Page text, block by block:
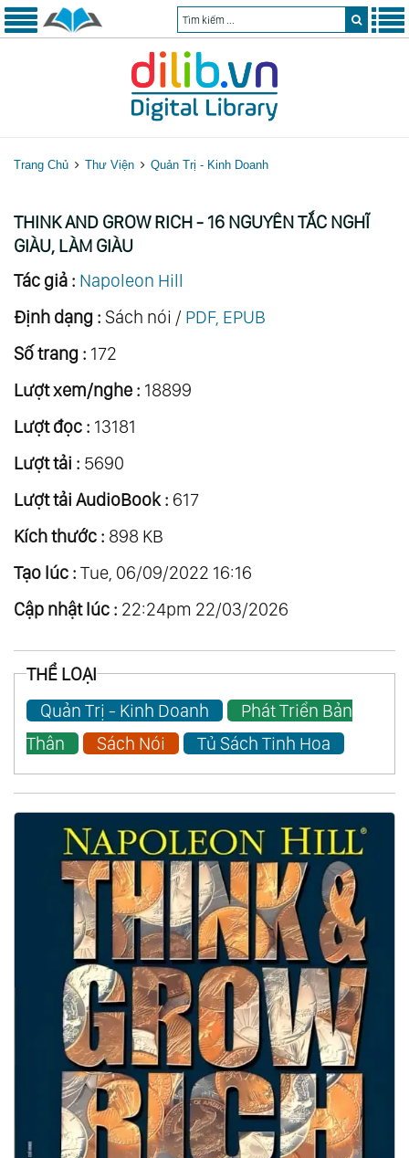
Trang Chủ Thư Viện Quản Trị - Kinh Doanh
THINK AND GROW RICH - 16 NGUYÊN TẮC NGHĨ
GIÀU, LÀM GIÀU
Tác giả : Napoleon Hill
Định dạng : Sách nói / PDF, EPUB
Số trang : 172
Lượt xem/nghe : 18899
Lượt đọc : 13181
Lượt tải : 5690
Lượt tải AudioBook : 617
Kích thước : 898 KB
Tạo lúc : Tue, 06/09/2022 16:16
Cập nhật lúc : 22:24pm 22/03/2026
THỂ LOẠI
Quản Trị - Kinh Doanh
Phát Triển Bản
Thân
Sách Nói Tủ Sách Tinh Hoa